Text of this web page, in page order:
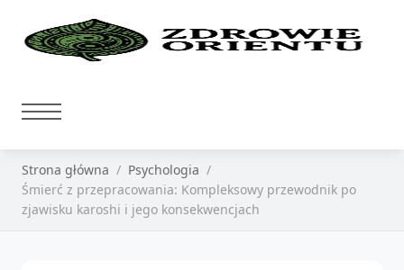
Strona główna
Psychologia
Śmierć z przepracowania: Kompleksowy przewodnik po
zjawisku karoshi i jego konsekwencjach